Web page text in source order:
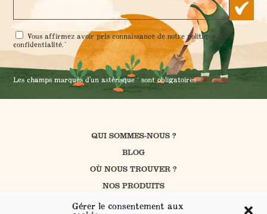
Gérer le consentement aux
RGPD
*
Vous affirmez avoir pris connaissance de notrepolitique de
confidentialité.*
Les champs marqués d'un astérisque * sont obligatoires
QUI SOMMES-NOUS ?
BLOG
OÙ NOUS TROUVER ?
NOS PRODUITS
CUISINER AVEC PROSAIN